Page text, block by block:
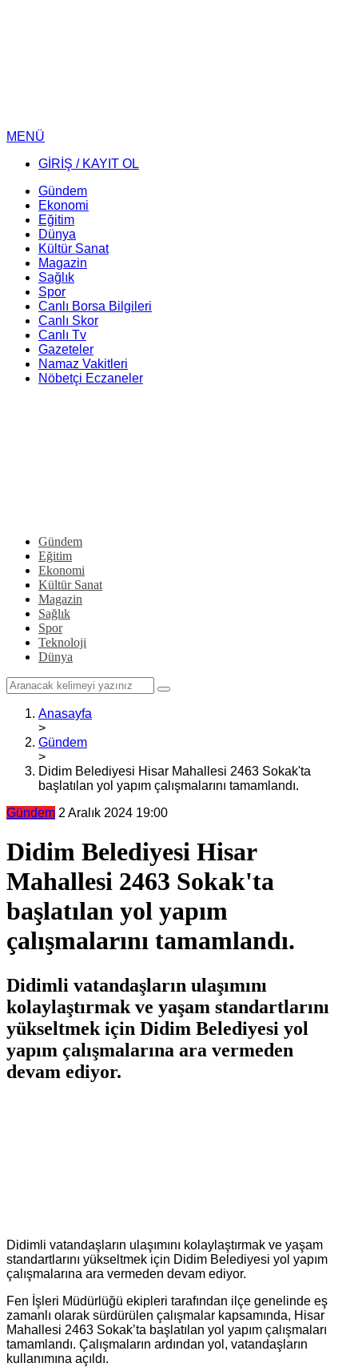
MENÜ
GİRİŞ / KAYIT OL
Gündem
Ekonomi
Eğitim
Dünya
Kültür Sanat
Magazin
Sağlık
Spor
Canlı Borsa Bilgileri
Canlı Skor
Canlı Tv
Gazeteler
Namaz Vakitleri
Nöbetçi Eczaneler
Gündem
Eğitim
Ekonomi
Kültür Sanat
Magazin
Sağlık
Spor
Teknoloji
Dünya
Anasayfa
>
Gündem
>
Didim Belediyesi Hisar Mahallesi 2463 Sokak'ta
başlatılan yol yapım çalışmalarını tamamlandı.
Gündem 2 Aralık 2024 19:00
Didim Belediyesi Hisar
Mahallesi 2463 Sokak'ta
başlatılan yol yapım
çalışmalarını tamamlandı.
Didimli vatandaşların ulaşımını
kolaylaştırmak ve yaşam standartlarını
yükseltmek için Didim Belediyesi yol
yapım çalışmalarına ara vermeden
devam ediyor.
Didimli vatandaşların ulaşımını kolaylaştırmak ve yaşam
standartlarını yükseltmek için Didim Belediyesi yol yapım
çalışmalarına ara vermeden devam ediyor.
Fen İşleri Müdürlüğü ekipleri tarafından ilçe genelinde eş
zamanlı olarak sürdürülen çalışmalar kapsamında, Hisar
Mahallesi 2463 Sokak’ta başlatılan yol yapım çalışmaları
tamamlandı. Çalışmaların ardından yol, vatandaşların
kullanımına açıldı.